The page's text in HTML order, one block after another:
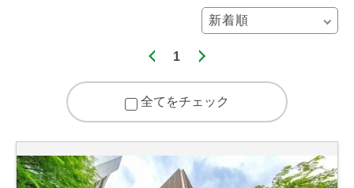
1
全てをチェック